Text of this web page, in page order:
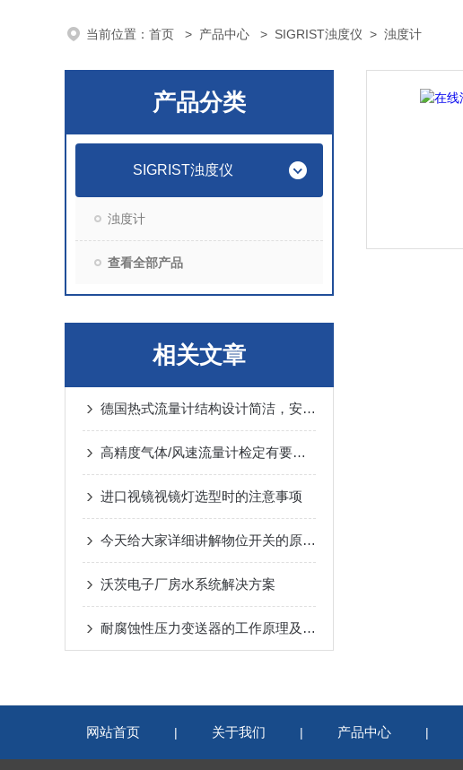
当前位置： 首页 > 产品中心 > SIGRIST浊度仪 > 浊度计
产品分类
SIGRIST浊度仪
浊度计
查看全部产品
相关文章
德国热式流量计结构设计简洁，安装和维护方便
高精度气体/风速流量计检定有要求，你了解吗
进口视镜视镜灯选型时的注意事项
今天给大家详细讲解物位开关的原理和特点，值得查看
沃茨电子厂房水系统解决方案
耐腐蚀性压力变送器的工作原理及设计特点
网站首页 | 关于我们 | 产品中心 |